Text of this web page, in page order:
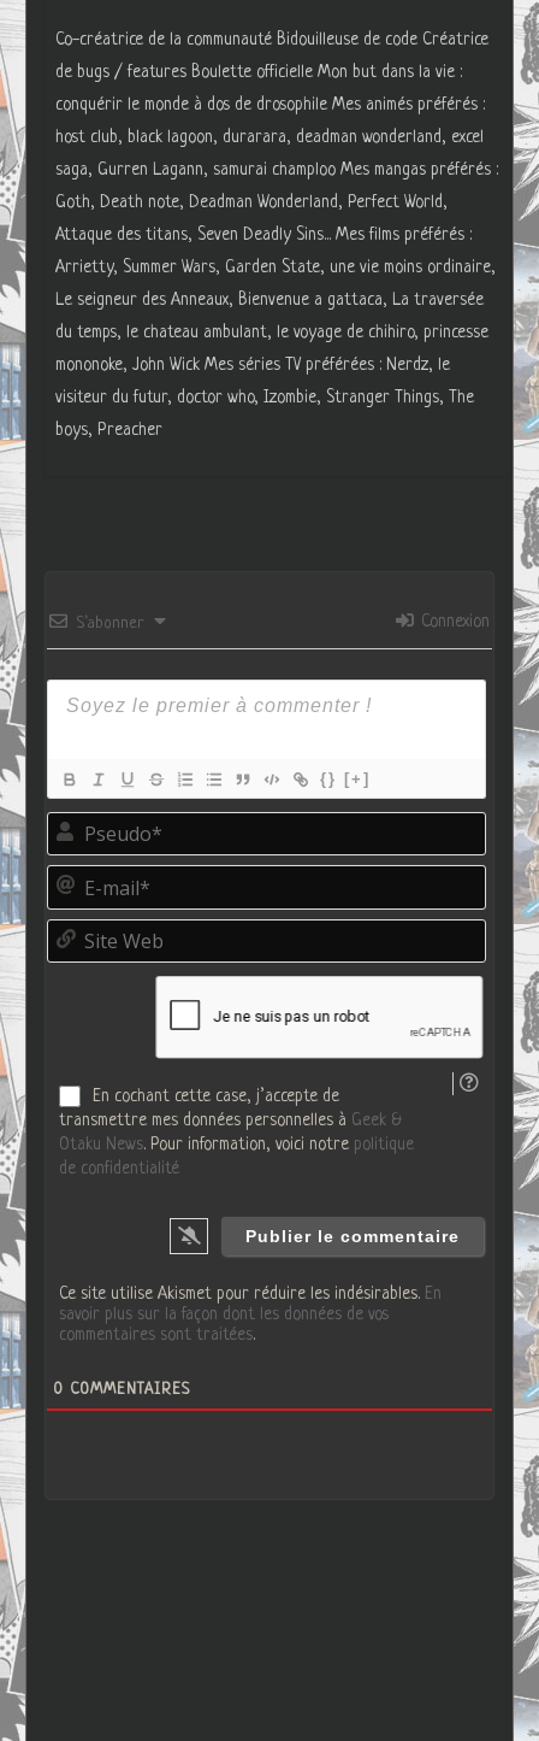
Co-créatrice de la communauté Bidouilleuse de code Créatrice
de bugs / features Boulette officielle Mon but dans la vie :
conquérir le monde à dos de drosophile Mes animés préférés :
host club, black lagoon, durarara, deadman wonderland, excel
saga, Gurren Lagann, samurai champloo Mes mangas préférés :
Goth, Death note, Deadman Wonderland, Perfect World,
Attaque des titans, Seven Deadly Sins... Mes films préférés :
Arrietty, Summer Wars, Garden State, une vie moins ordinaire,
Le seigneur des Anneaux, Bienvenue a gattaca, La traversée
du temps, le chateau ambulant, le voyage de chihiro, princesse
mononoke, John Wick Mes séries TV préférées : Nerdz, le
visiteur du futur, doctor who, Izombie, Stranger Things, The
boys, Preacher
S’abonner Connexion
{} [+]
P
e
d
o
E
m
i
S
t
En cochant cette case, j’accepte de
transmettre mes données personnelles à Geek &
Otaku News. Pour information, voici notre politique
de confidentialité
Ce site utilise Akismet pour réduire les indésirables. En
savoir plus sur la façon dont les données de vos
commentaires sont traitées.
0 COMMENTAIRES